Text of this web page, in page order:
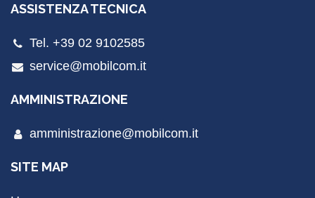
ASSISTENZA TECNICA
Tel. +39 02 9102585
service@mobilcom.it
AMMINISTRAZIONE
amministrazione@mobilcom.it
SITE MAP